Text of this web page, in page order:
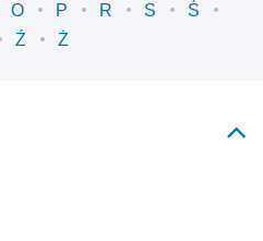
O P R S
Ś
Ź Ż